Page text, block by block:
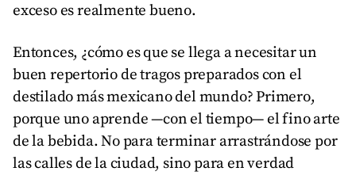
exceso es realmente bueno.
Entonces, ¿cómo es que se llega a necesitar un
buen repertorio de tragos preparados con el
destilado más mexicano del mundo? Primero,
porque uno aprende —con el tiempo— el fino arte
de la bebida. No para terminar arrastrándose por
las calles de la ciudad, sino para en verdad